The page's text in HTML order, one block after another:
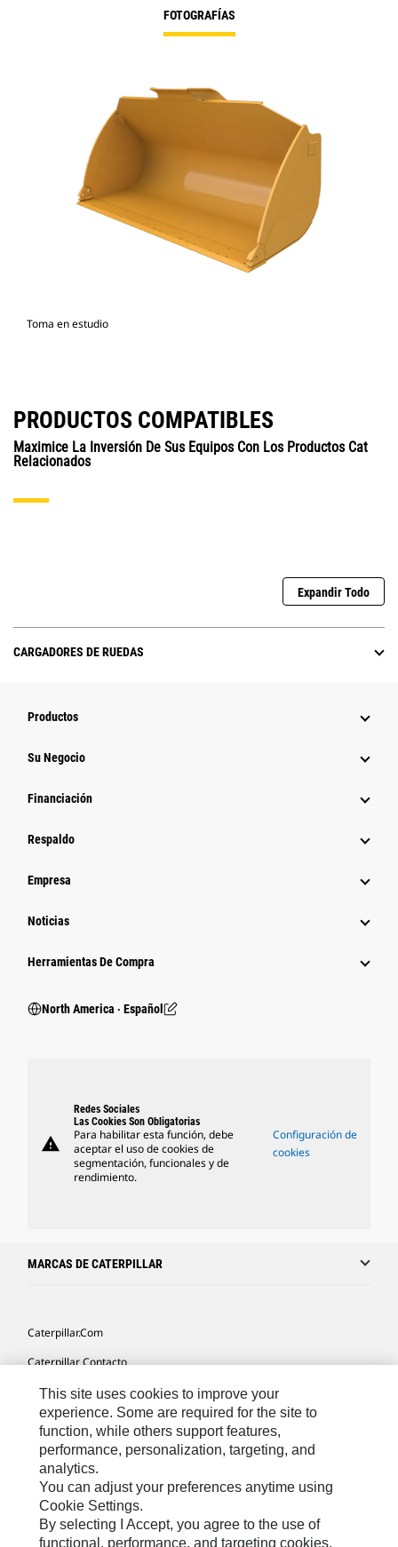
FOTOGRAFÍAS
Toma en estudio
PRODUCTOS COMPATIBLES
Maximice La Inversión De Sus Equipos Con Los Productos Cat
Relacionados
Expandir Todo
CARGADORES DE RUEDAS
Productos
Su Negocio
Financiación
Respaldo
Empresa
Noticias
Herramientas De Compra
North America ‧ Español
warning
Redes Sociales
Las Cookies Son Obligatorias
Para habilitar esta función, debe
aceptar el uso de cookies de
segmentación, funcionales y de
rendimiento.
Configuración de
cookies
MARCAS DE CATERPILLAR
Caterpillar.com
Caterpillar Contacto
Mis Preferencias De Marketing
Site Map
Cookie Settings
Legal
Privacy
This site uses cookies to improve your
experience. Some are required for the site to
function, while others support features,
performance, personalization, targeting, and
analytics.
You can adjust your preferences anytime using
Cookie Settings.
By selecting I Accept, you agree to the use of
functional, performance, and targeting cookies.